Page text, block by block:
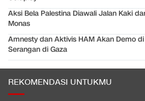
Aksi Bela Palestina Diawali Jalan Kaki
Monas
Amnesty dan Aktivis HAM Akan Demo
Serangan di Gaza
REKOMENDASI UNTUKMU